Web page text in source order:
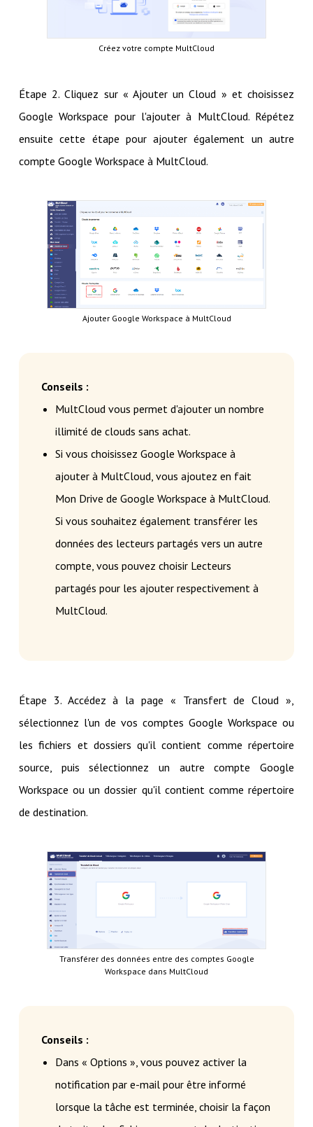
Créez votre compte MultCloud
Étape 2. Cliquez sur « Ajouter un Cloud » et choisissez
Google Workspace pour l'ajouter à MultCloud. Répétez
ensuite cette étape pour ajouter également un autre
compte Google Workspace à MultCloud.
Ajouter Google Workspace à MultCloud
Conseils :
MultCloud vous permet d'ajouter un nombre
illimité de clouds sans achat.
Si vous choisissez Google Workspace à
ajouter à MultCloud, vous ajoutez en fait
Mon Drive de Google Workspace à MultCloud.
Si vous souhaitez également transférer les
données des lecteurs partagés vers un autre
compte, vous pouvez choisir Lecteurs
partagés pour les ajouter respectivement à
MultCloud.
Étape 3. Accédez à la page « Transfert de Cloud »,
sélectionnez l'un de vos comptes Google Workspace ou
les fichiers et dossiers qu'il contient comme répertoire
source, puis sélectionnez un autre compte Google
Workspace ou un dossier qu'il contient comme répertoire
de destination.
Transférer des données entre des comptes Google
Workspace dans MultCloud
Conseils :
Dans « Options », vous pouvez activer la
notification par e-mail pour être informé
lorsque la tâche est terminée, choisir la façon